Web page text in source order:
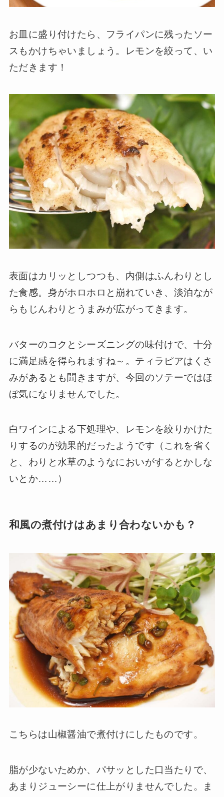
お皿に盛り付けたら、フライパンに残ったソー
スもかけちゃいましょう。レモンを絞って、い
ただきます！
表面はカリッとしつつも、内側はふんわりとし
た食感。身がホロホロと崩れていき、淡泊なが
らもじんわりとうまみが広がってきます。
バターのコクとシーズニングの味付けで、十分
に満足感を得られますね～。ティラピアはくさ
みがあるとも聞きますが、今回のソテーではほ
ぼ気になりませんでした。
白ワインによる下処理や、レモンを絞りかけた
りするのが効果的だったようです（これを省く
と、わりと水草のようなにおいがするとかしな
いとか……）
和風の煮付けはあまり合わないかも？
こちらは山椒醤油で煮付けにしたものです。
脂が少ないためか、パサッとした口当たりで、
あまりジューシーに仕上がりませんでした。ま